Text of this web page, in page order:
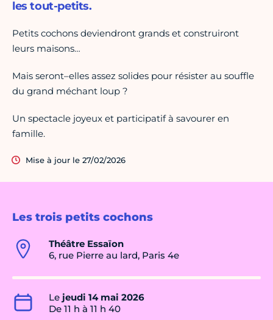
Les trois petits cochons
Théâtre Essaïon
6, rue Pierre au lard, Paris 4e
Le jeudi 14 mai 2026
De 11 h à 11 h 40
les tout-petits.
Petits cochons deviendront grands et construiront
leurs maisons…
Mais seront–elles assez solides pour résister au souffle
du grand méchant loup ?
Un spectacle joyeux et participatif à savourer en
famille.
Mise à jour le 27/02/2026